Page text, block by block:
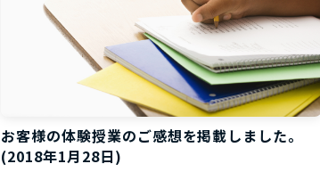
お客様の体験授業のご感想を掲載しました。
(2018年1月28日)